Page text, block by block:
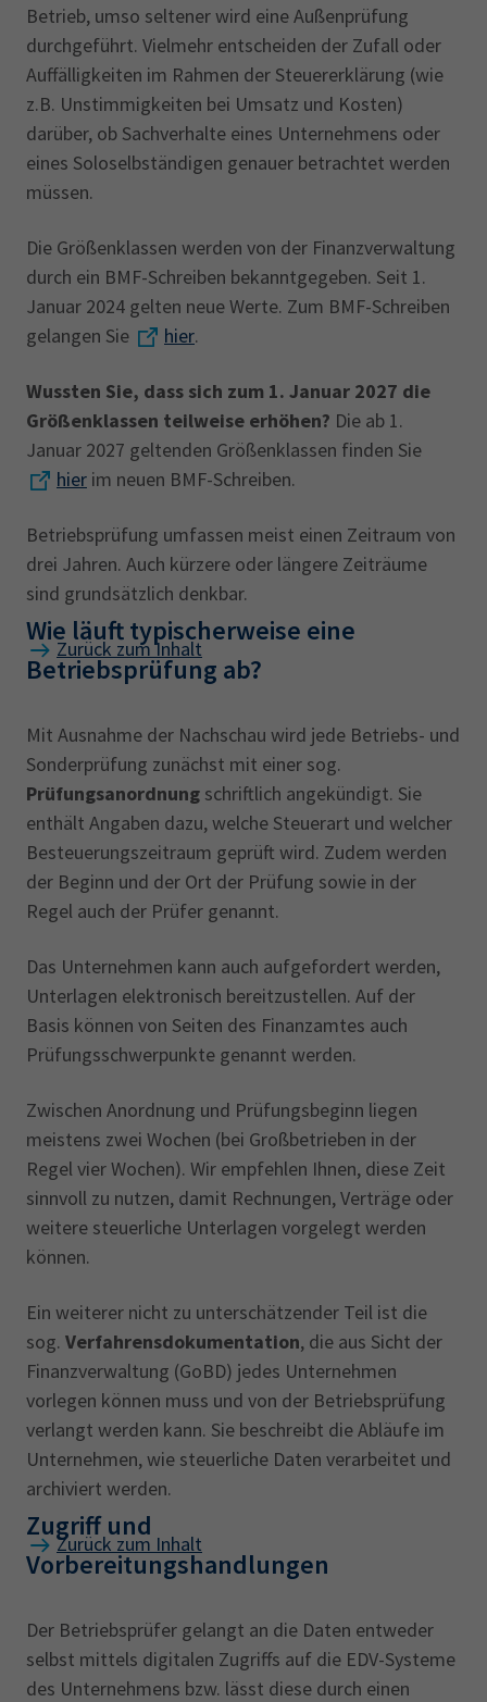
Betrieb, umso seltener wird eine Außenprüfung
durchgeführt. Vielmehr entscheiden der Zufall oder
Auffälligkeiten im Rahmen der Steuererklärung (wie
z.B. Unstimmigkeiten bei Umsatz und Kosten)
darüber, ob Sachverhalte eines Unternehmens oder
eines Soloselbständigen genauer betrachtet werden
müssen.
Die Größenklassen werden von der Finanzverwaltung
durch ein BMF-Schreiben bekanntgegeben. Seit 1.
Januar 2024 gelten neue Werte. Zum BMF-Schreiben
gelangen Sie
hier.
Wussten Sie, dass sich zum 1. Januar 2027 die
Größenklassen teilweise erhöhen? Die ab 1.
Januar 2027 geltenden Größenklassen finden Sie
hier im neuen BMF-Schreiben.
Betriebsprüfung umfassen meist einen Zeitraum von
drei Jahren. Auch kürzere oder längere Zeiträume
sind grundsätzlich denkbar.
Zurück zum Inhalt
Wie läuft typischerweise eine
Betriebsprüfung ab?
Mit Ausnahme der Nachschau wird jede Betriebs- und
Sonderprüfung zunächst mit einer sog.
Prüfungsanordnung schriftlich angekündigt. Sie
enthält Angaben dazu, welche Steuerart und welcher
Besteuerungszeitraum geprüft wird. Zudem werden
der Beginn und der Ort der Prüfung sowie in der
Regel auch der Prüfer genannt.
Das Unternehmen kann auch aufgefordert werden,
Unterlagen elektronisch bereitzustellen. Auf der
Basis können von Seiten des Finanzamtes auch
Prüfungsschwerpunkte genannt werden.
Zwischen Anordnung und Prüfungsbeginn liegen
meistens zwei Wochen (bei Großbetrieben in der
Regel vier Wochen). Wir empfehlen Ihnen, diese Zeit
sinnvoll zu nutzen, damit Rechnungen, Verträge oder
weitere steuerliche Unterlagen vorgelegt werden
können.
Ein weiterer nicht zu unterschätzender Teil ist die
sog. Verfahrensdokumentation, die aus Sicht der
Finanzverwaltung (GoBD) jedes Unternehmen
vorlegen können muss und von der Betriebsprüfung
verlangt werden kann. Sie beschreibt die Abläufe im
Unternehmen, wie steuerliche Daten verarbeitet und
archiviert werden.
Zurück zum Inhalt
Zugriff und
Vorbereitungshandlungen
Der Betriebsprüfer gelangt an die Daten entweder
selbst mittels digitalen Zugriffs auf die EDV-Systeme
des Unternehmens bzw. lässt diese durch einen